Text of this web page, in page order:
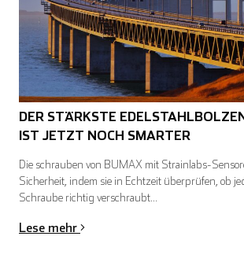
DER STÄRKSTE
IST JETZT NOCH SMARTER
Die schrauben von BUMAX mit Strainlabs-
Sicherheit, indem sie in Echtzeit überprüfen, ob
Schraube richtig verschraubt...
Lese mehr